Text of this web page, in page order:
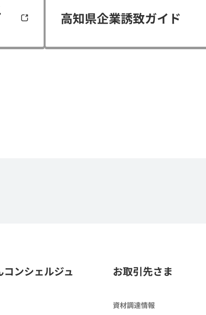
高知県企業誘致ガイド
コンシェルジュ お取引先さま
資材調達情報